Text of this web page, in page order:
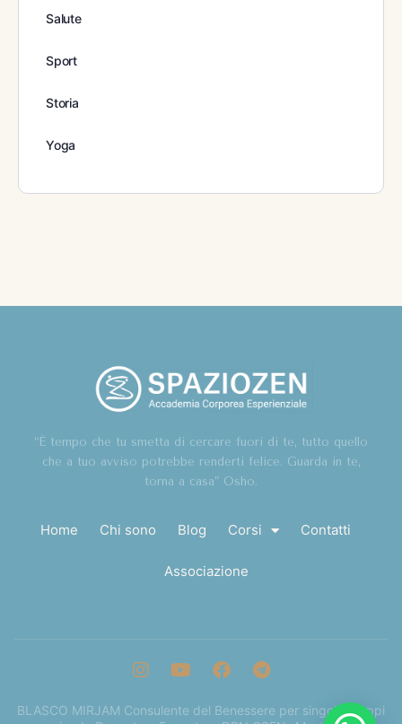
Salute
Sport
Storia
Yoga
“È tempo che tu smetta di cercare fuori di te, tutto quello
che a tuo avviso potrebbe renderti felice. Guarda in te,
torna a casa” Osho.
Home Chi sono Blog Corsi Contatti
Associazione
BLASCO MIRJAM Consulente del Benessere per singoli, gruppi